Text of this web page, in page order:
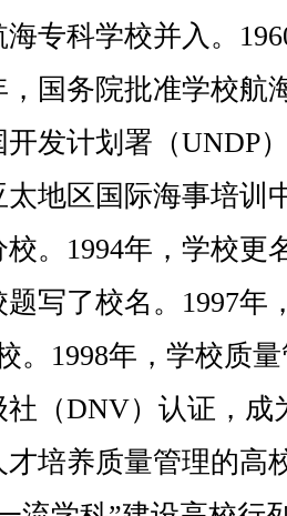
专科学校并入。
，国务院批准学校航
发计划署（UNDP
地区国际海事培训
。 1994年，学校更
写了校名。 1997年
。 1998年，学校质
（DNV）认证，成
培养质量管理的高